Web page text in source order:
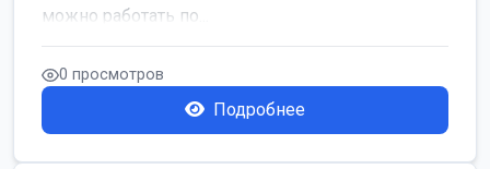
можно работать по...
0 просмотров
Подробнее